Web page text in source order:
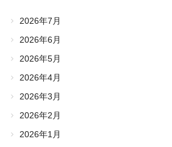
2026年7月
2026年6月
2026年5月
2026年4月
2026年3月
2026年2月
2026年1月